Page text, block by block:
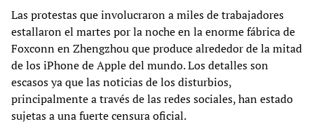
Las protestas que involucraron a miles de trabajadores
estallaron el martes por la noche en la enorme fábrica de
Foxconn en Zhengzhou que produce alrededor de la mitad
de los iPhone de Apple del mundo. Los detalles son
escasos ya que las noticias de los disturbios,
principalmente a través de las redes sociales, han estado
sujetas a una fuerte censura oficial.